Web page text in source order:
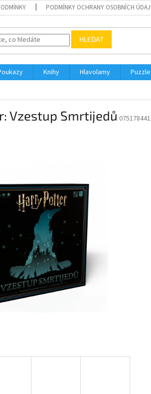
PODMÍNKY OCHRANY OSOBNÍCH
HLEDAT
Knihy Hlavolamy Puzzle
Vzestup Smrtijedů